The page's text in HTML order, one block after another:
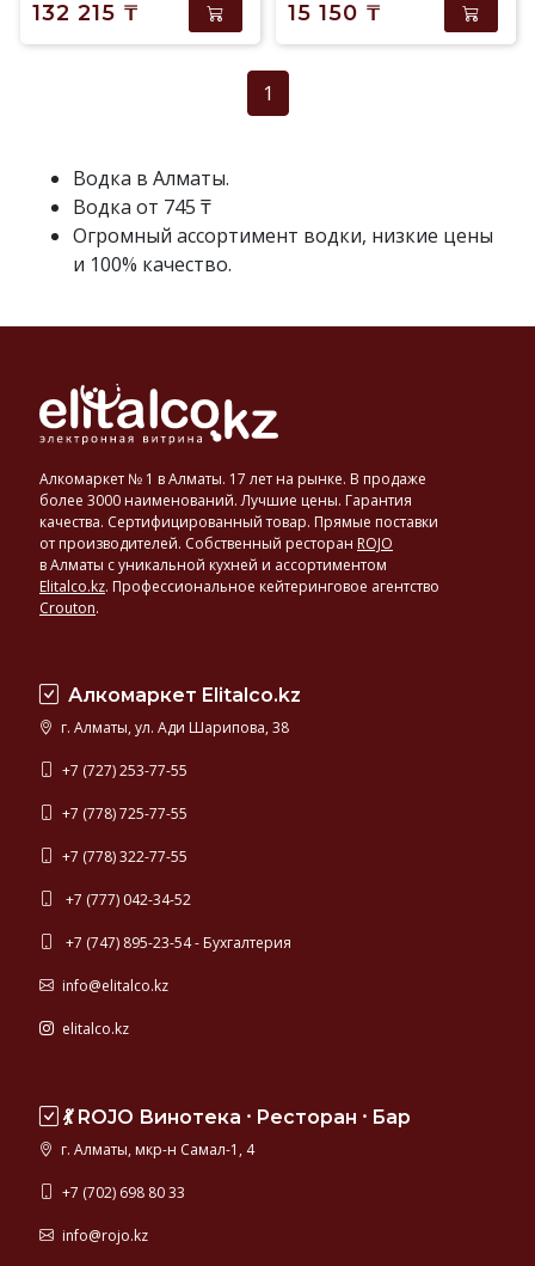
132 215 ₸ 15 150 ₸
1
Водка в Алматы.
Водка от 745 ₸
Огромный ассортимент водки, низкие цены
и 100% качество.
Алкомаркет № 1 в Алматы. 17 лет на рынке. В продаже
более 3000 наименований. Лучшие цены. Гарантия
качества. Сертифицированный товар. Прямые поставки
от производителей. Собственный ресторан ROJO
в Алматы с уникальной кухней и ассортиментом
Elitalco.kz. Профессиональное кейтеринговое агентство
Crouton.
Алкомаркет Elitalco.kz
г. Алматы, ул. Ади Шарипова, 38
+7 (727) 253-77-55
+7 (778) 725-77-55
+7 (778) 322-77-55
+7 (777) 042-34-52
+7 (747) 895-23-54 - Бухгалтерия
info@elitalco.kz
elitalco.kz
💃 ROJO Винотека ⸱ Ресторан ⸱ Бар
г. Алматы, мкр-н Самал-1, 4
+7 (702) 698 80 33
info@rojo.kz